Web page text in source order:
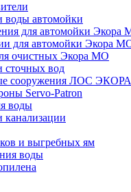
воды автомойки
для автомойки Экора
для автомойки Экора
очистных Экора МО
сточных вод
сооружения ЛОС ЭКОРА
Servo-Patron
воды
и выгребных ям
воды